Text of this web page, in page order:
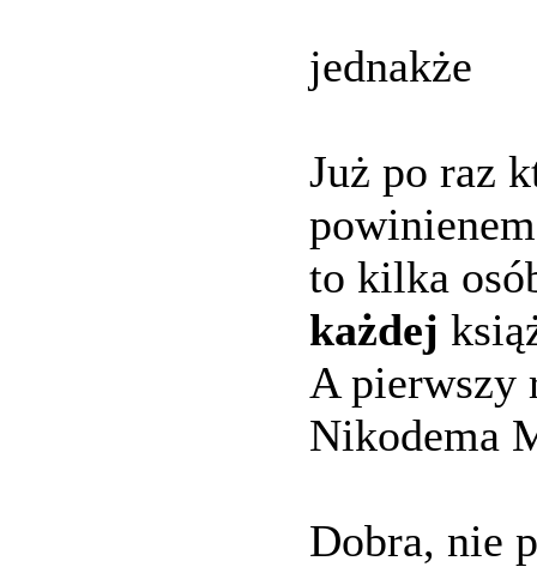
jednakże
Już po raz
to kilka
każdej
A pierwszy
Nikodema
Dobra, nie